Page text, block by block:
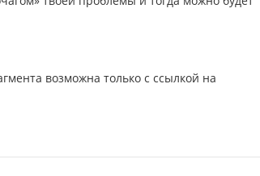
возможна только с ссылкой на